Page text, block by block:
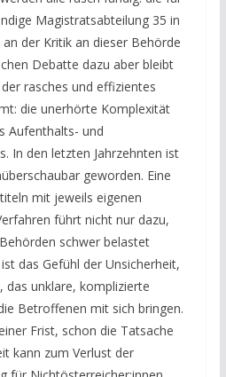
Magistratsabteilung 35 in
der Kritik an dieser Behörde
Debatte dazu aber bleibt
rasches und effizientes
die unerhörte Komplexität
Aufenthalts- und
In den letzten Jahrzehnten ist
geworden. Eine
mit jeweils eigenen
führt nicht nur dazu,
schwer belastet
das Gefühl der Unsicherheit,
das unklare, komplizierte
Betroffenen mit sich bringen.
Frist, schon die Tatsache
kann zum Verlust der